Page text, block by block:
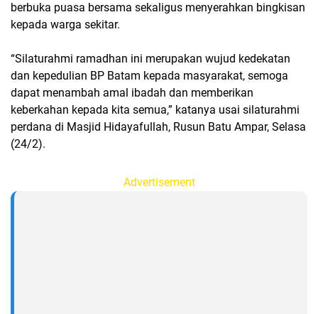
berbuka puasa bersama sekaligus menyerahkan bingkisan
kepada warga sekitar.
“Silaturahmi ramadhan ini merupakan wujud kedekatan
dan kepedulian BP Batam kepada masyarakat, semoga
dapat menambah amal ibadah dan memberikan
keberkahan kepada kita semua,” katanya usai silaturahmi
perdana di Masjid Hidayafullah, Rusun Batu Ampar, Selasa
(24/2).
Advertisement